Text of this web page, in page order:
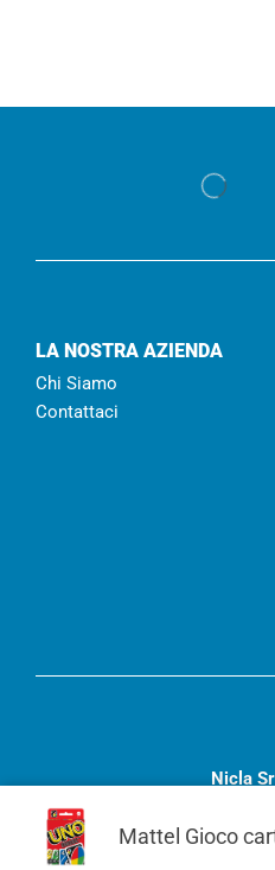
LA NOSTRA AZIENDA
Chi Siamo
Contattaci
Nicla
Mattel Gioco